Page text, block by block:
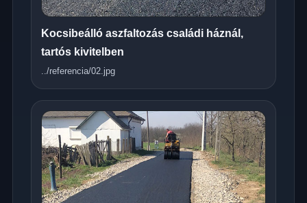
Kocsibeálló aszfaltozás családi háznál,
tartós kivitelben
../referencia/02.jpg